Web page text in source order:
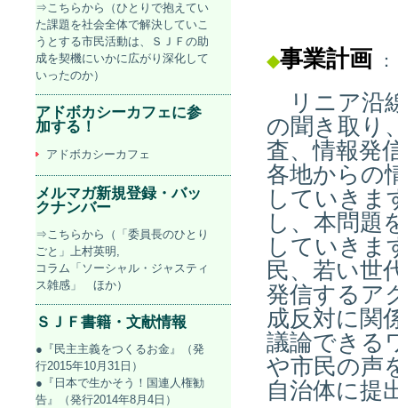
◆事業計画 ：
リニア沿
の聞き取り
査、情報発
各地からの
していきま
し、本問題
していきま
民、若い世
発信するア
成反対に関
議論できる
や市民の声
自治体に提
⇒こちらから（ひとりで抱えてい
た課題を社会全体で解決していこ
うとする市民活動は、ＳＪＦの助
成を契機にいかに広がり深化して
いったのか）
アドボカシーカフェに参
加する！
アドボカシーカフェ
メルマガ新規登録・バッ
クナンバー
⇒こちらから（「委員長のひとり
ごと」上村英明,
コラム「ソーシャル・ジャスティ
ス雑感」 ほか）
ＳＪＦ書籍・文献情報
●『民主主義をつくるお金』（発
行2015年10月31日）
●『日本で生かそう！国連人権勧
告』（発行2014年8月4日）